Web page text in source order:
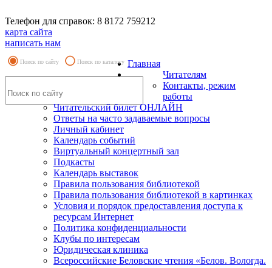
Телефон для справок: 8 8172 759212
карта сайта
написать нам
Поиск по сайту Поиск по каталогу Главная
Читателям
Контакты, режим
работы
Читательский билет ОНЛАЙН
Ответы на часто задаваемые вопросы
Личный кабинет
Календарь событий
Виртуальный концертный зал
Подкасты
Календарь выставок
Правила пользования библиотекой
Правила пользования библиотекой в картинках
Условия и порядок предоставления доступа к
ресурсам Интернет
Политика конфиденциальности
Клубы по интересам
Юридическая клиника
Всероссийские Беловские чтения «Белов. Вологда.